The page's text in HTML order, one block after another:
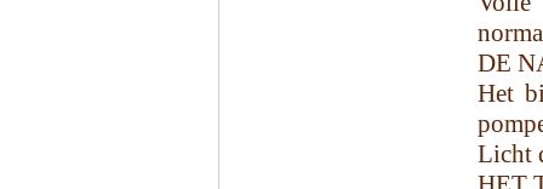
DE
Het
Licht